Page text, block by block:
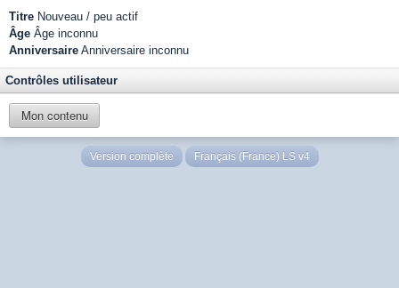
Titre Nouveau / peu actif
Âge Âge inconnu
Anniversaire Anniversaire inconnu
Contrôles utilisateur
Mon contenu
Version complète Français (France) LS v4